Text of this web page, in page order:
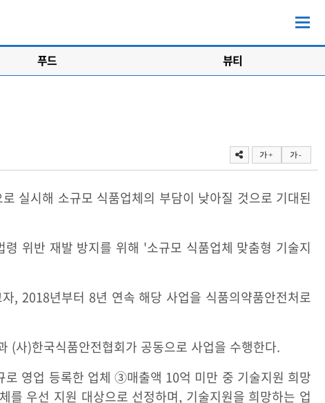
푸드 뷰티
가 + 가 -
실시해 소규모 식품업체의 부담이 낮아질 것으로 기대된
위반 재발 방지를 위해 '소규모 식품업체 맞춤형 기술지
, 2018년부터 8년 연속 해당 사업을 식품의약품안전처로
(사)한국식품안전협회가 공동으로 사업을 수행한다.
영업 등록한 업체 ③매출액 10억 미만 중 기술지원 희망
우선 지원 대상으로 선정하며, 기술지원을 희망하는 업